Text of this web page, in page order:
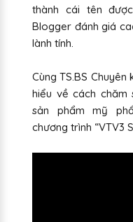
thành cái tên
Blogger đánh giá
lành tính.
Cùng TS.BS
hiểu về cách
sản phẩm mỹ
chương trình “VTV3